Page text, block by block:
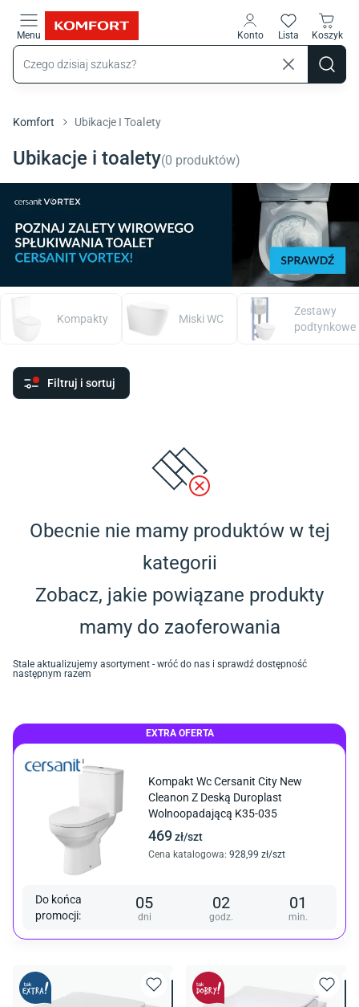
Menu Konto Lista Koszyk
Komfort Ubikacje I Toalety
Ubikacje i toalety(0 produktów)
Kompakty Miski WC
Zestawy
podtynkowe
Filtruj i sortuj
Obecnie nie mamy produktów w tej
kategorii
Zobacz, jakie powiązane produkty
mamy do zaoferowania
Stale aktualizujemy asortyment - wróć do nas i sprawdź dostępność
następnym razem
EXTRA OFERTA
Kompakt Wc Cersanit City New
Cleanon Z Deską Duroplast
Wolnoopadającą K35-035
469 zł/szt
Cena katalogowa: 928 ,99 zł/szt
Do końca
promocji:
05
dni
02
godz.
01
min.